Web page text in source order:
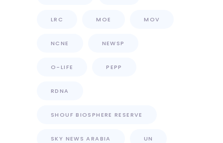
LRC MOE MOV
NCNE NEWSP
O-LIFE PEPP
RDNA
SHOUF BIOSPHERE RESERVE
SKY NEWS ARABIA UN